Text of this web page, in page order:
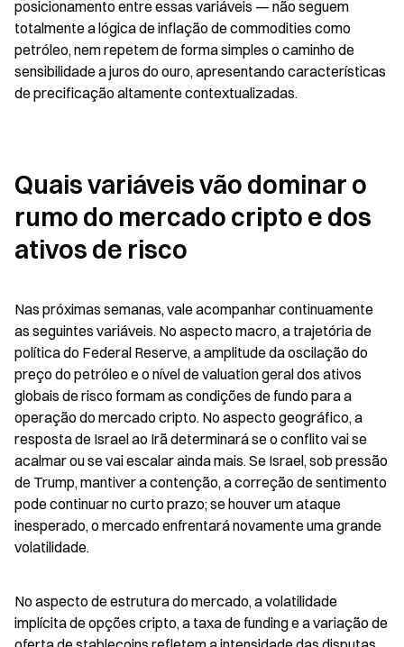
posicionamento entre essas variáveis — não seguem
totalmente a lógica de inflação de commodities como
petróleo, nem repetem de forma simples o caminho de
sensibilidade a juros do ouro, apresentando características
de precificação altamente contextualizadas.
Quais variáveis vão dominar o
rumo do mercado cripto e dos
ativos de risco
Nas próximas semanas, vale acompanhar continuamente
as seguintes variáveis. No aspecto macro, a trajetória de
política do Federal Reserve, a amplitude da oscilação do
preço do petróleo e o nível de valuation geral dos ativos
globais de risco formam as condições de fundo para a
operação do mercado cripto. No aspecto geográfico, a
resposta de Israel ao Irã determinará se o conflito vai se
acalmar ou se vai escalar ainda mais. Se Israel, sob pressão
de Trump, mantiver a contenção, a correção de sentimento
pode continuar no curto prazo; se houver um ataque
inesperado, o mercado enfrentará novamente uma grande
volatilidade.
No aspecto de estrutura do mercado, a volatilidade
implícita de opções cripto, a taxa de funding e a variação de